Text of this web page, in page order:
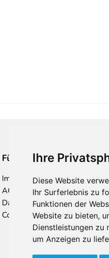
Ihre
Diese Website
Ihr Surferlebnis zu
Funktionen der
Website zu bieten,
Dienstleistungen zu
um Anzeigen zu
Für Makler:innen
Impressum
AGB
Datenschutzklärung
Cookie Richtlinie